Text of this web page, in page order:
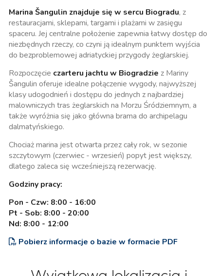
Marina Šangulin znajduje się w sercu Biogradu, z
restauracjami, sklepami, targami i plażami w zasięgu
spaceru. Jej centralne położenie zapewnia łatwy dostęp do
niezbędnych rzeczy, co czyni ją idealnym punktem wyjścia
do bezproblemowej adriatyckiej przygody żeglarskiej.
Rozpoczęcie czarteru jachtu w Biogradzie z Mariny
Šangulin oferuje idealne połączenie wygody, najwyższej
klasy udogodnień i dostępu do jednych z najbardziej
malowniczych tras żeglarskich na Morzu Śródziemnym, a
także wyróżnia się jako główna brama do archipelagu
dalmatyńskiego.
Chociaż marina jest otwarta przez cały rok, w sezonie
szczytowym (czerwiec - wrzesień) popyt jest większy,
dlatego zaleca się wcześniejszą rezerwację.
Godziny pracy:
Pon - Czw: 8:00 - 16:00
Pt - Sob: 8:00 - 20:00
Nd: 8:00 - 12:00
Pobierz informacje o bazie w formacie PDF